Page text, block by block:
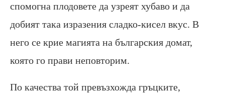
спомогна плодовете да узреят хубаво и да
добият така изразения сладко-кисел вкус. В
него се крие магията на българския домат,
която го прави неповторим.
По качества той превъзхожда гръцките,